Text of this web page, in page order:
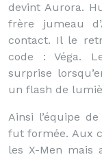
devint Aurora.
frère jumeau
contact. Il le
code : Véga.
surprise
un flash de
Ainsi l’équipe
fut formée. Aux
les X-Men mais